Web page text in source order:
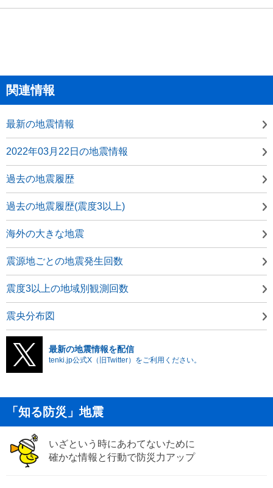
関連情報
最新の地震情報
2022年03月22日の地震情報
過去の地震履歴
過去の地震履歴(震度3以上)
海外の大きな地震
震源地ごとの地震発生回数
震度3以上の地域別観測回数
震央分布図
最新の地震情報を配信
tenki.jp公式X（旧Twitter）をご利用ください。
「知る防災」地震
いざという時にあわてないために
確かな情報と行動で防災力アップ